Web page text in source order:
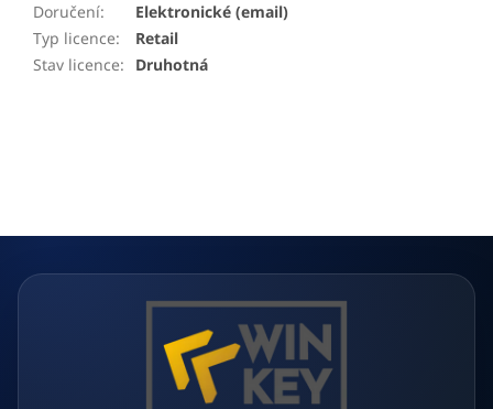
Doručení:
Elektronické (email)
Typ licence:
Retail
Stav licence: Druhotná